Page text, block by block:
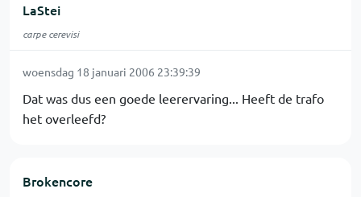
LaStei
carpe cerevisi
woensdag 18 januari 2006 23:39:39
Dat was dus een goede leerervaring... Heeft de trafo
het overleefd?
Brokencore